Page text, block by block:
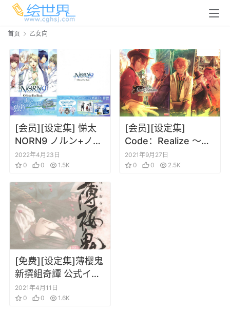
首页 乙女向
[会员][设定集] 悌太
NORN9 ノルン+ノネ
ット Official Fan
Book
2022年4月23日
0
0 1.5K
[会员][设定集]
Code：Realize ～創
世の姫君～ 公式ビジ
ュアルファンブック
2021年9月27日
0
0 2.5K
[免费][设定集]薄樱鬼
新撰組奇譚 公式イラ
ストブック 百花繚乱
设定画集
2021年4月11日
0
0 1.6K